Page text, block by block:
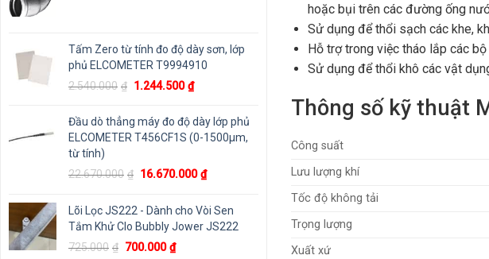
Tấm Zero từ tính đo độ dày sơn, lớp
phủ ELCOMETER T9994910
2.540.000 ₫ Giá
là:
2.540.000₫.
1.244.500 ₫Giá
tại
là:
Đầu dò thẳng máy đo độ dày lớp phủ
ELCOMETER T456CF1S (0-1500μm,
từ tính)
22.670.000 ₫ Giá
là:
22.670.000₫.
16.670.000 ₫Giá
tại
là:
Lõi Lọc JS222 - Dành cho Vòi Sen
Tắm Khử Clo Bubbly Jower JS222
725.000 ₫ Giá
700.000 ₫Giá
hoặc bụi trên các đường ống
Sử dụng để thổi sạch các khe,
Hỗ trợ trong việc tháo lắp các
Sử dụng để thổi khô các vật
Thông số kỹ thuật
Công suất
Lưu lượng khí
Tốc độ không tải
Trọng lượng
Xuất xứ